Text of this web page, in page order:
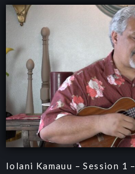
Iolani Kamauu – Session 1 –